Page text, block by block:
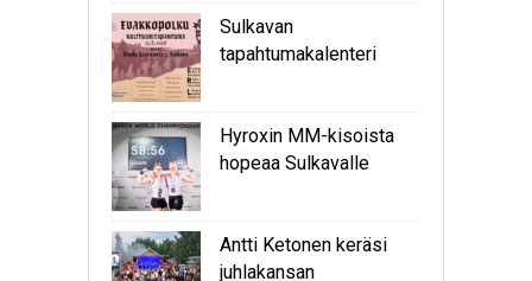
Sulkavan
tapahtumakalenteri
Hyroxin MM-kisoista
hopeaa Sulkavalle
Antti Ketonen keräsi
juhlakansan